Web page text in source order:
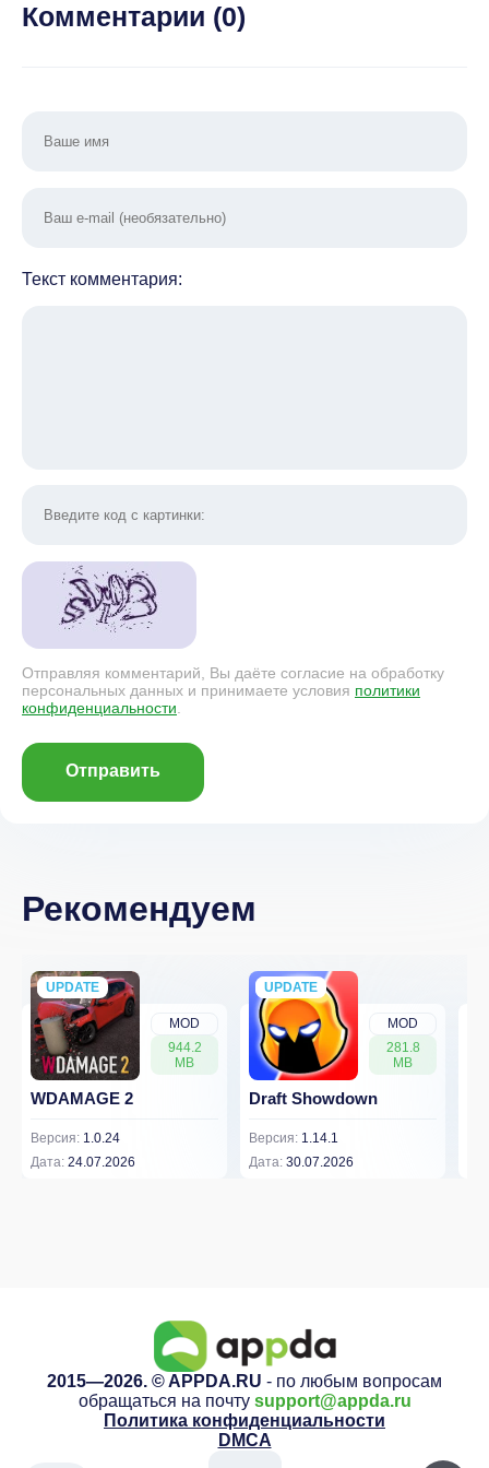
Комментарии (0)
Текст комментария:
Отправляя комментарий, Вы даёте согласие на обработку
персональных данных и принимаете условия политики
конфиденциальности
Отправить
Рекомендуем
MOD
944.2
MB
UPDATE
NEW
WDAMAGE 2
Версия: 1.0.24
Дата: 24.07.2026
MOD
281.8
MB
UPDATE
NEW
Draft Showdown
Версия: 1.14.1
Дата: 30.07.2026
2015—2026. © APPDA.RU - по любым вопросам
обращаться на почту support@appda.ru
Политика конфиденциальности
DMCA